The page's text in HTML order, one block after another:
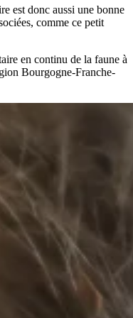
est donc aussi une bonne
comme ce petit
en continu de la faune à
Bourgogne-Franche-